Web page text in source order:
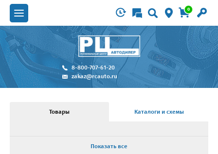
0
8-800-707-61-20
zakaz@rcauto.ru
Товары Каталоги и схемы
Показать все